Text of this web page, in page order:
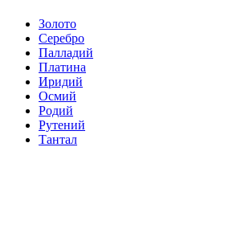
Золото
Серебро
Палладий
Платина
Иридий
Осмий
Родий
Рутений
Тантал